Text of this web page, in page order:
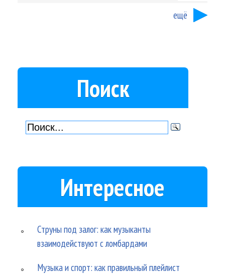
ещё
Поиск
Интересное
Струны под залог: как музыканты
взаимодействуют с ломбардами
Музыка и спорт: как правильный плейлист